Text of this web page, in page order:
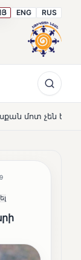
ENG RUS
HOT